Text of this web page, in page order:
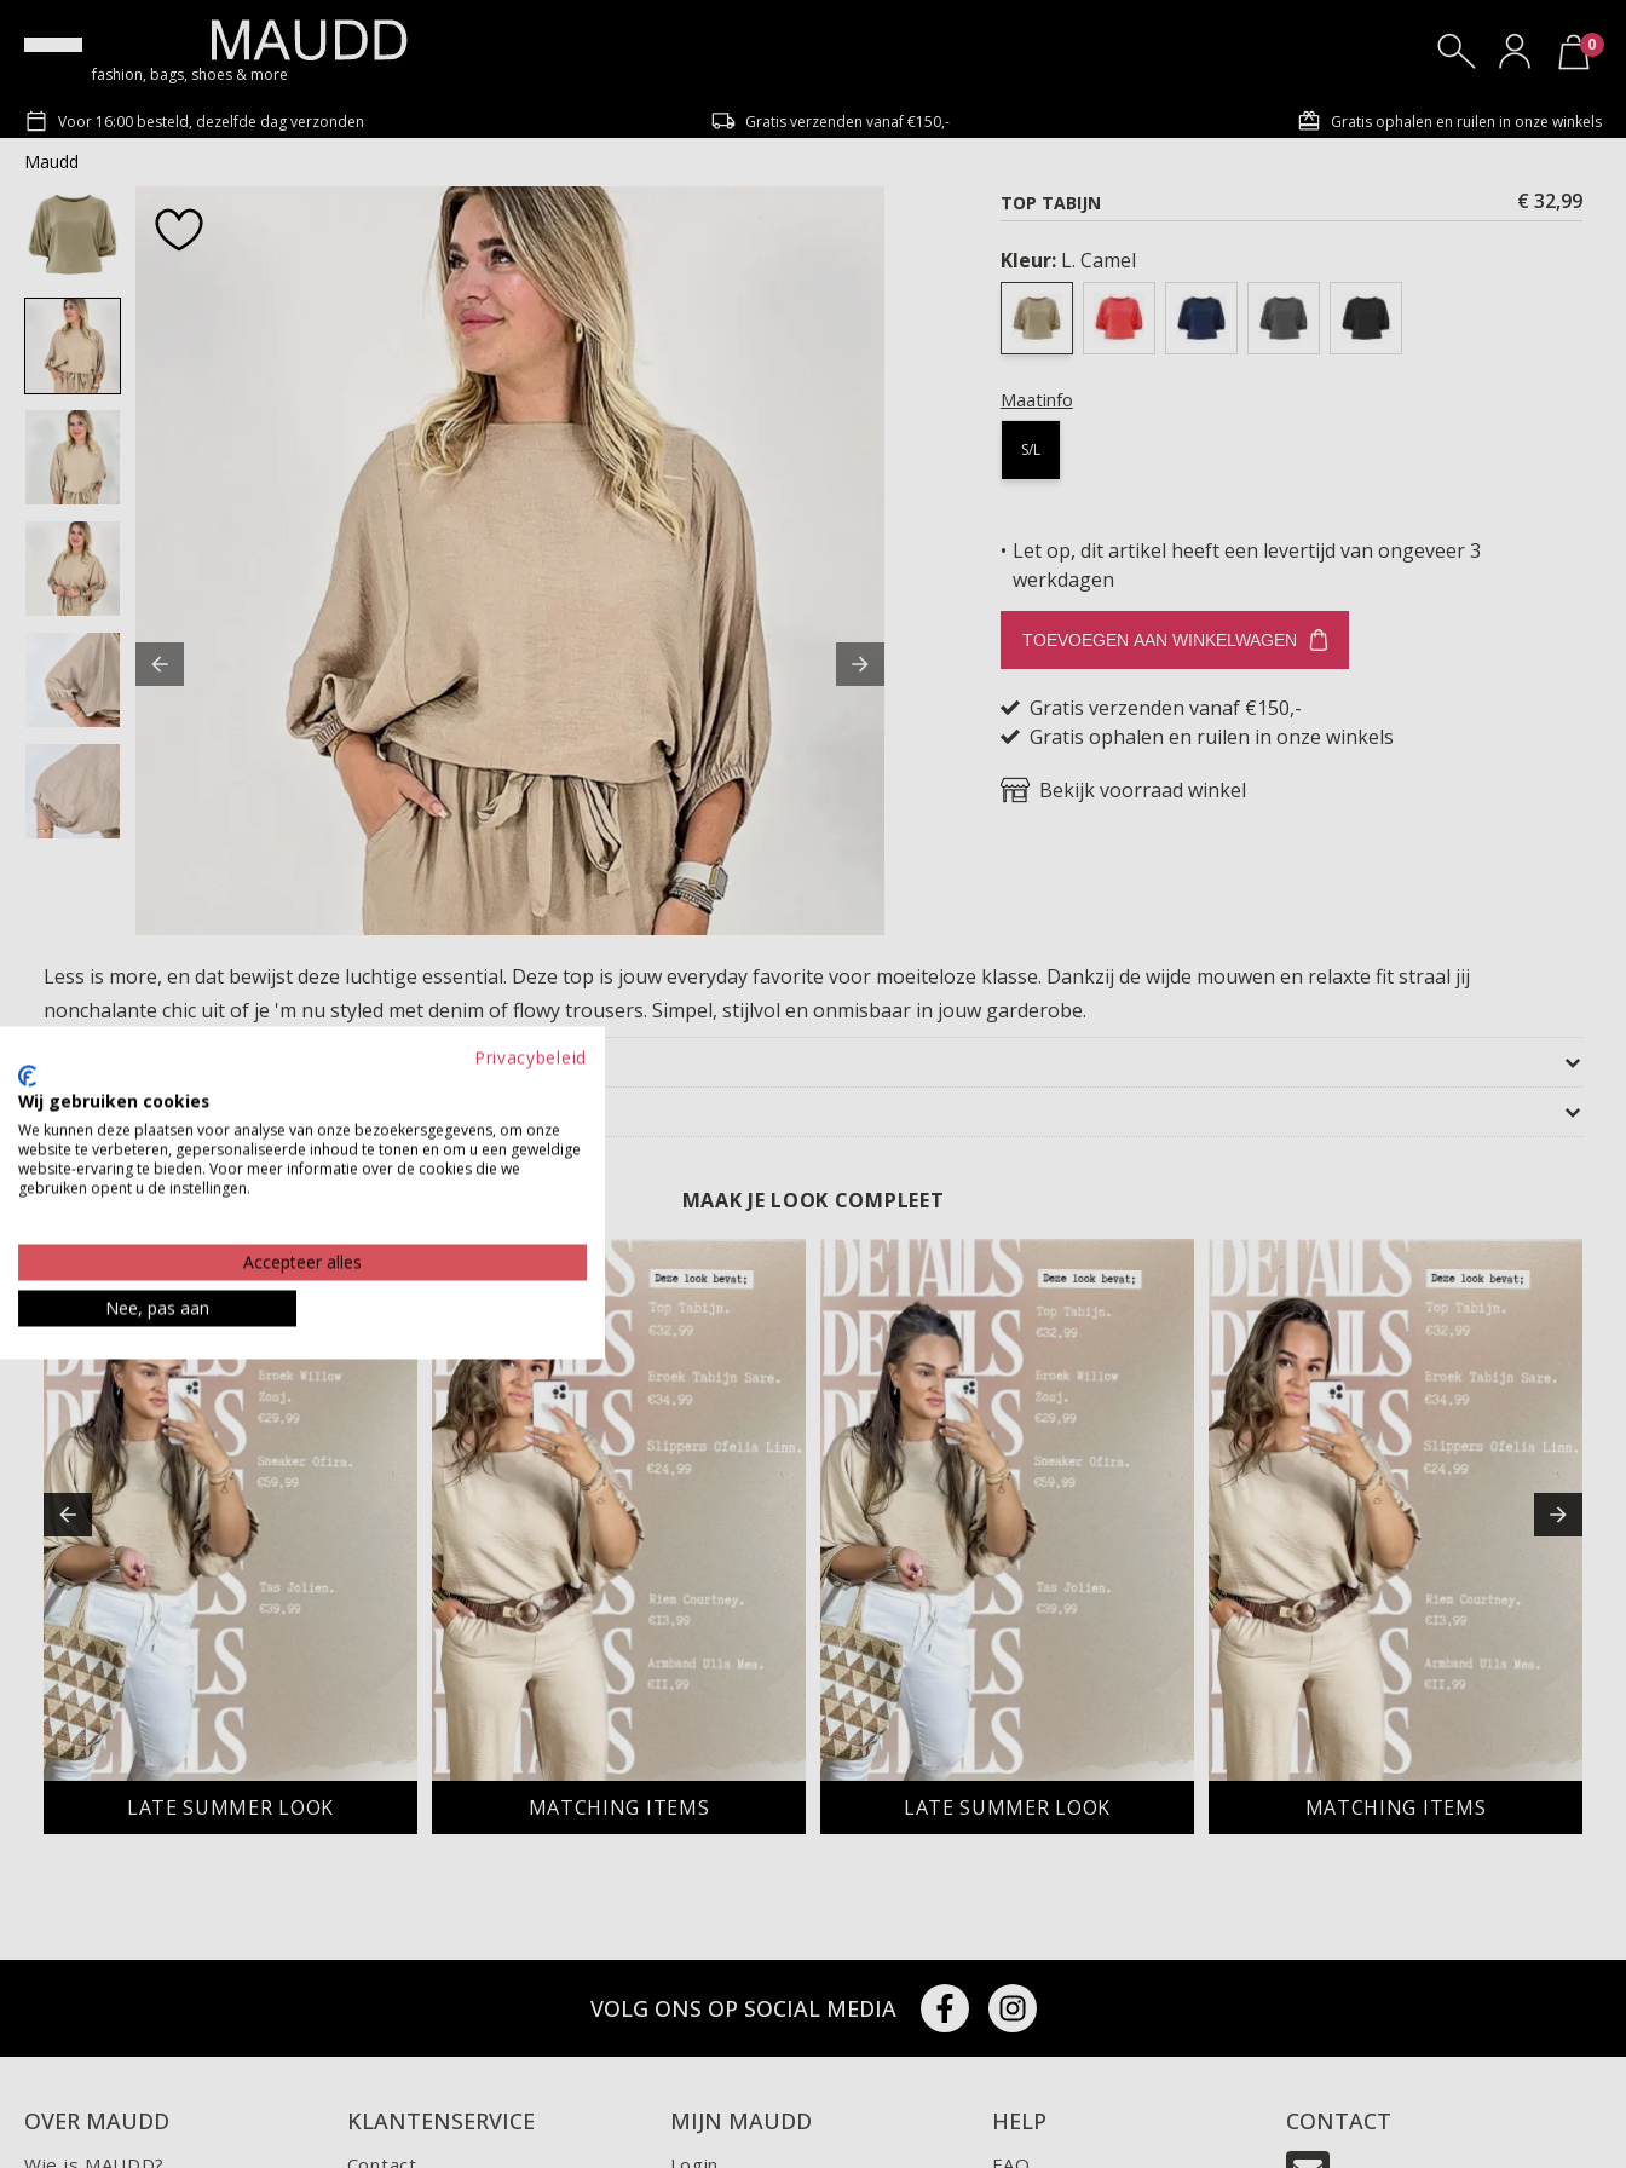
fashion, bags, shoes & more
0
Voor 16:00 besteld, dezelfde dag verzonden Gratis verzenden vanaf €150,- Gratis ophalen en ruilen in onze winkels
Maudd
TOP TABIJN
€ 32,99
Kleur: L. Camel
Maatinfo
S/L
Let op, dit artikel heeft een levertijd van ongeveer 3
werkdagen
TOEVOEGEN AAN WINKELWAGEN
Gratis verzenden vanaf €150,-
Gratis ophalen en ruilen in onze winkels
Bekijk voorraad winkel
Less is more, en dat bewijst deze luchtige essential. Deze top is jouw everyday favorite voor moeiteloze klasse. Dankzij de wijde mouwen en relaxte fit straal jij
nonchalante chic uit of je 'm nu styled met denim of flowy trousers. Simpel, stijlvol en onmisbaar in jouw garderobe.
Betaalinformatie
MAAK JE LOOK COMPLEET
LATE SUMMER LOOK MATCHING ITEMS LATE SUMMER LOOK MATCHING ITEMS
VOLG ONS OP SOCIAL MEDIA
OVER MAUDD KLANTENSERVICE MIJN MAUDD HELP CONTACT
Privacybeleid
Wij gebruiken cookies
We kunnen deze plaatsen voor analyse van onze bezoekersgegevens, om onze
website te verbeteren, gepersonaliseerde inhoud te tonen en om u een geweldige
website-ervaring te bieden. Voor meer informatie over de cookies die we
gebruiken opent u de instellingen.
Accepteer alles
Nee, pas aan